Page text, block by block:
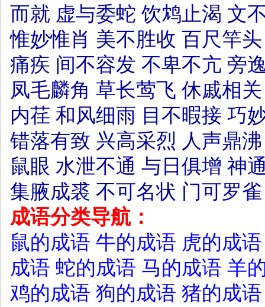
而就 虚与委蛇 饮鸩止渴 文
惟妙惟肖 美不胜收 百尺竿头
痛疾 间不容发 不卑不亢 旁
凤毛麟角 草长莺飞 休戚相关
内荏 和风细雨 目不暇接 巧
错落有致 兴高采烈 人声鼎沸
鼠眼 水泄不通 与日俱增 神
集腋成裘 不可名状 门可罗雀
成语分类导航：
鼠的成语 牛的成语 虎的成语
成语 蛇的成语 马的成语 羊
鸡的成语 狗的成语 猪的成语